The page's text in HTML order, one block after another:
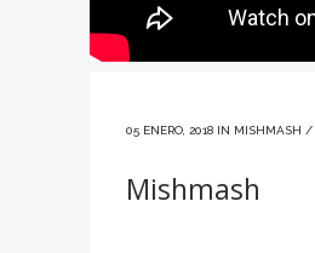
05 ENERO, 2018 IN MISHMASH /
Mishmash